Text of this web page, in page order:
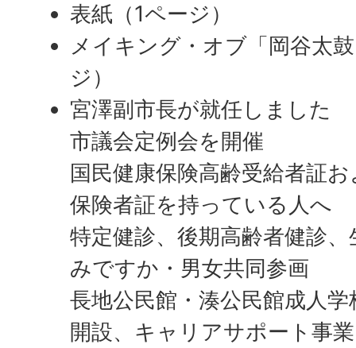
表紙（1ページ）
メイキング・オブ「岡谷太
ジ）
宮澤副市長が就任しました
市議会定例会を開催
国民健康保険高齢受給者証
保険者証を持っている人へ
特定健診、後期高齢者健診
みですか・男女共同参画
長地公民館・湊公民館成人
開設、キャリアサポート事業